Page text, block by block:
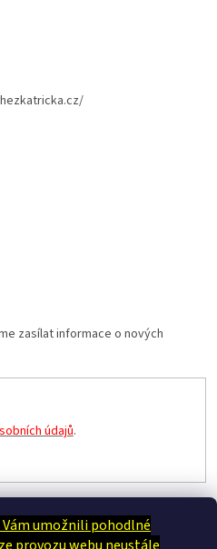
umožnili pohodlné
zasílat informace o nových
údajů.
který utiší tělo i duši